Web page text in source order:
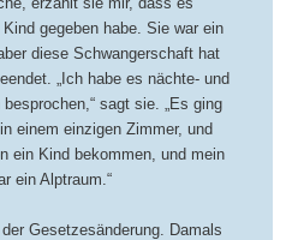
gegeben habe. Sie war ein
diese Schwangerschaft hat
„Ich habe es nächte- und
sagt sie. „Es ging
einem einzigen Zimmer, und
ein Kind bekommen, und mein
ein Alptraum.“
Gesetzesänderung. Damals